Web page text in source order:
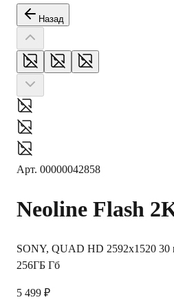
Назад
Арт. 00000042858
Neoline Flash
SONY, QUAD HD 2592x1520 30
256ГБ Гб
5 499 ₽